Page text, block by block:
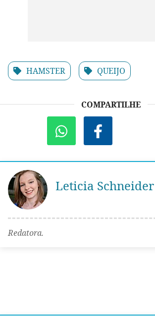
HAMSTER QUEIJO
COMPARTILHE
Leticia Schneider
Redatora.